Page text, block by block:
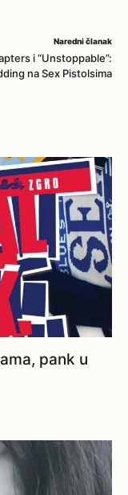
Naredni članak
i “Unstoppable”:
na Sex Pistolsima
pank u